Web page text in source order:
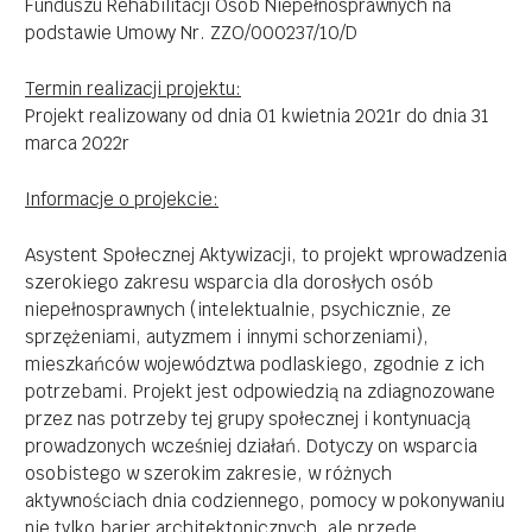
zajęcia muzyczno – ruchowe
zajęcia komputerowe
zajęcia ogrodniczo-gospodarcze
zooterapia
zajęcia rozwijające komunikację (logopedyczne i
rehabilitacja – fizjoterapia i masaże wg zaleceń
trening czynności samoobsługi
spotkania społeczności
wsparcie psychologiczne
stymulacja polisensoryczna
wyjazd na 7-dniowy turnus integracyjny
zajęcia rekreacyjne i kulturalno-rozrywkowe (
wycieczki, imprezy, spotkania, uczestnictwo w
kulturze, udział w konkursach imprezach
miejskich, przeglądach artystycznych itp.)
Funduszu Rehabilitacji Osób Niepełnosprawnych na
podstawie Umowy Nr. ZZO/000237/10/D
Termin realizacji projektu:
Projekt realizowany od dnia 01 kwietnia 2021r do dnia 31
marca 2022r
Informacje o projekcie:
Asystent Społecznej Aktywizacji, to projekt wprowadzenia
szerokiego zakresu wsparcia dla dorosłych osób
niepełnosprawnych (intelektualnie, psychicznie, ze
sprzężeniami, autyzmem i innymi schorzeniami),
mieszkańców województwa podlaskiego, zgodnie z ich
potrzebami. Projekt jest odpowiedzią na zdiagnozowane
przez nas potrzeby tej grupy społecznej i kontynuacją
prowadzonych wcześniej działań. Dotyczy on wsparcia
osobistego w szerokim zakresie, w różnych
aktywnościach dnia codziennego, pomocy w pokonywaniu